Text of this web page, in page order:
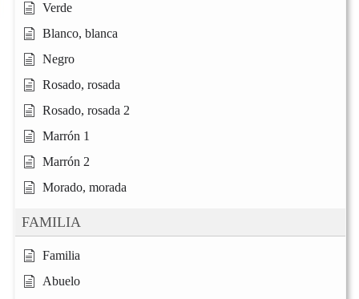
Verde
Blanco, blanca
Negro
Rosado, rosada
Rosado, rosada 2
Marrón 1
Marrón 2
Morado, morada
FAMILIA
Familia
Abuelo